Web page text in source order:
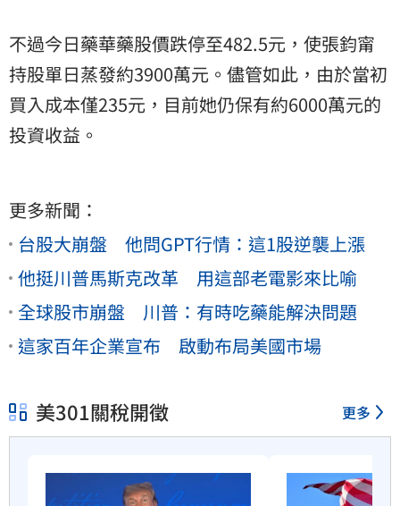
不過今日藥華藥股價跌停至482.5元，使張鈞甯
持股單日蒸發約3900萬元。儘管如此，由於當初
買入成本僅235元，目前她仍保有約6000萬元的
投資收益。
更多新聞：
台股大崩盤 他問GPT行情：這1股逆襲上漲
他挺川普馬斯克改革 用這部老電影來比喻
全球股市崩盤 川普：有時吃藥能解決問題
這家百年企業宣布 啟動布局美國市場
美301關稅開徵 更多